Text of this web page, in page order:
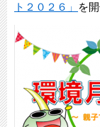
ト２０２６」
を